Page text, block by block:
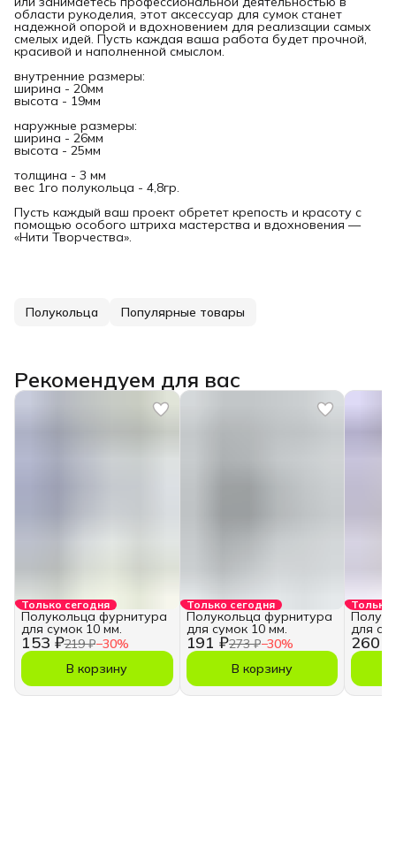
области рукоделия, этот аксессуар для сумок станет
надежной опорой и вдохновением для реализации самых
смелых идей. Пусть каждая ваша работа будет прочной,
красивой и наполненной смыслом.
внутренние размеры:
ширина - 20мм
высота - 19мм
наружные размеры:
ширина - 26мм
высота - 25мм
толщина - 3 мм
вес 1го полукольца - 4,8гр.
Пусть каждый ваш проект обретет крепость и красоту с
помощью особого штриха мастерства и вдохновения —
«Нити Творчества».
Полукольца Популярные товары
Рекомендуем для вас
Только сегодня
153 ₽219 ₽−30%
Полукольца фурнитура
для сумок 10 мм.
В корзину
Только сегодня
191 ₽273 ₽−30%
Полукольца фурнитура
для сумок 10 мм.
В корзину
Только
260 ₽
для